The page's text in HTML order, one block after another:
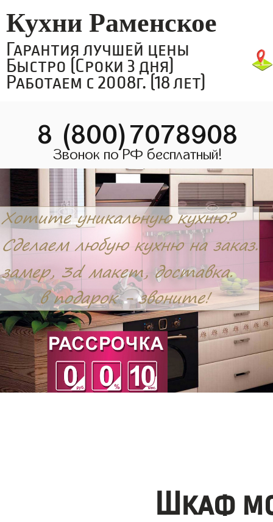
Кухни Раменское
Гарантия лучшей цены
Быстро (Сроки 3 дня)
Работаем с 2008г. (18 лет)
8 (800)7078908
Звонок по РФ бесплатный!
Шкаф